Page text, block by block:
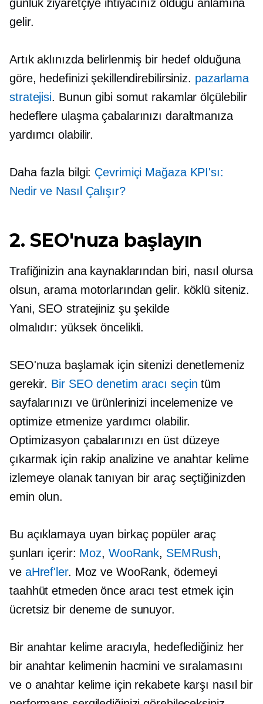
günlük ziyaretçiye ihtiyacınız olduğu anlamına
gelir.
Artık aklınızda belirlenmiş bir hedef olduğuna
göre, hedefinizi şekillendirebilirsiniz. pazarlama
stratejisi. Bunun gibi somut rakamlar ölçülebilir
hedeflere ulaşma çabalarınızı daraltmanıza
yardımcı olabilir.
Daha fazla bilgi: Çevrimiçi Mağaza KPI'sı:
Nedir ve Nasıl Çalışır?
2. SEO'nuza başlayın
Trafiğinizin ana kaynaklarından biri, nasıl olursa
olsun, arama motorlarından gelir. köklü siteniz.
Yani, SEO stratejiniz şu şekilde
olmalıdır: yüksek öncelikli.
SEO'nuza başlamak için sitenizi denetlemeniz
gerekir. Bir SEO denetim aracı seçin tüm
sayfalarınızı ve ürünlerinizi incelemenize ve
optimize etmenize yardımcı olabilir.
Optimizasyon çabalarınızı en üst düzeye
çıkarmak için rakip analizine ve anahtar kelime
izlemeye olanak tanıyan bir araç seçtiğinizden
emin olun.
Bu açıklamaya uyan birkaç popüler araç
şunları içerir: Moz, WooRank, SEMRush,
ve aHref'ler. Moz ve WooRank, ödemeyi
taahhüt etmeden önce aracı test etmek için
ücretsiz bir deneme de sunuyor.
Bir anahtar kelime aracıyla, hedeflediğiniz her
bir anahtar kelimenin hacmini ve sıralamasını
ve o anahtar kelime için rekabete karşı nasıl bir